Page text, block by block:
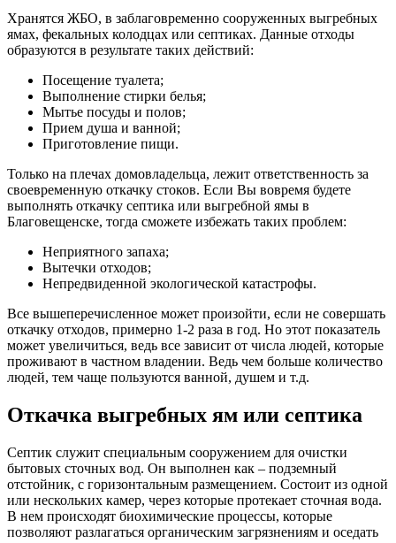
Хранятся ЖБО, в заблаговременно сооруженных выгребных
ямах, фекальных колодцах или септиках. Данные отходы
образуются в результате таких действий:
Посещение туалета;
Выполнение стирки белья;
Мытье посуды и полов;
Прием душа и ванной;
Приготовление пищи.
Только на плечах домовладельца, лежит ответственность за
своевременную откачку стоков. Если Вы вовремя будете
выполнять откачку септика или выгребной ямы в
Благовещенске, тогда сможете избежать таких проблем:
Неприятного запаха;
Вытечки отходов;
Непредвиденной экологической катастрофы.
Все вышеперечисленное может произойти, если не совершать
откачку отходов, примерно 1-2 раза в год. Но этот показатель
может увеличиться, ведь все зависит от числа людей, которые
проживают в частном владении. Ведь чем больше количество
людей, тем чаще пользуются ванной, душем и т.д.
Откачка выгребных ям или септика
Септик служит специальным сооружением для очистки
бытовых сточных вод. Он выполнен как – подземный
отстойник, с горизонтальным размещением. Состоит из одной
или нескольких камер, через которые протекает сточная вода.
В нем происходят биохимические процессы, которые
позволяют разлагаться органическим загрязнениям и оседать